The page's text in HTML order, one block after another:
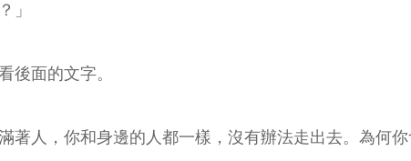
」
後面的文字。
人，你和身邊的人都一樣，沒有辦法走出去。為何